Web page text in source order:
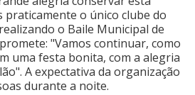
praticamente o único clube do
o Baile Municipal de
"Vamos continuar, como
uma festa bonita, com a alegria
A expectativa da organização
durante a noite.